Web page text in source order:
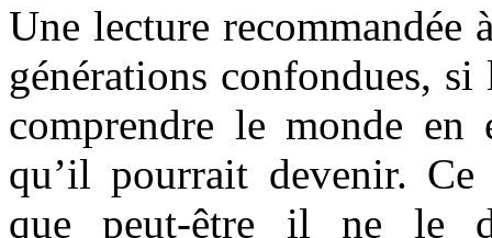
Une lecture recommandée
générations confondues,
comprendre le monde en
qu’il pourrait devenir.
que peut-être il ne le